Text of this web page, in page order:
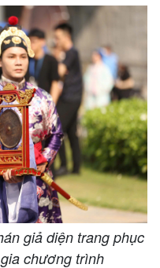
giả diện trang phục
chương trình